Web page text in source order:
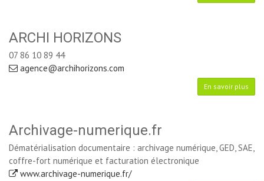
ARCHI HORIZONS
07 86 10 89 44
agence@archihorizons.com
En savoir plus
Archivage-numerique.fr
Dématérialisation documentaire : archivage numérique, GED, SAE,
coffre-fort numérique et facturation électronique
www.archivage-numerique.fr/